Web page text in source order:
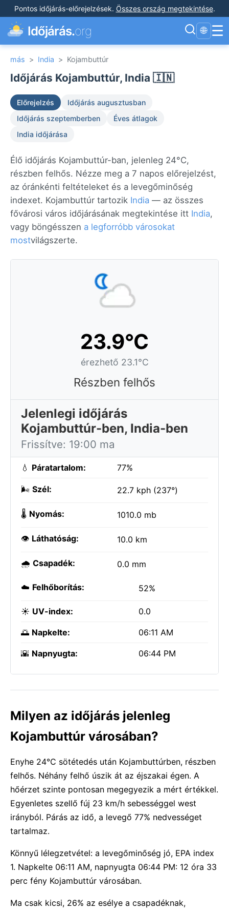
Pontos időjárás-előrejelzések. Összes ország megtekintése.
Időjárás.org 🌐 ☰
más > India > Kojambuttúr
Időjárás Kojambuttúr, India 🇮🇳
Előrejelzés
Időjárás augusztusban
Időjárás szeptemberben
Éves átlagok
India időjárása
Élő időjárás Kojambuttúr-ban, jelenleg 24°C,
részben felhős. Nézze meg a 7 napos előrejelzést,
az óránkénti feltételeket és a levegőminőség
indexet. Kojambuttúr tartozik India — az összes
fővárosi város időjárásának megtekintése itt India,
vagy böngésszen a legforróbb városokat
mostvilágszerte.
23.9°C
érezhető 23.1°C
Részben felhős
Jelenlegi időjárás
Kojambuttúr-ben, India-ben
Frissítve: 19:00 ma
💧 Páratartalom: 77%
🌬️ Szél: 22.7 kph (237°)
🌡️ Nyomás: 1010.0 mb
👁️ Láthatóság: 10.0 km
🌧️ Csapadék: 0.0 mm
☁️ Felhőborítás: 52%
☀️ UV-index: 0.0
🌅 Napkelte: 06:11 AM
🌇 Napnyugta: 06:44 PM
Milyen az időjárás jelenleg
Kojambuttúr városában?
Enyhe 24°C sötétedés után Kojambuttúrben, részben
felhős. Néhány felhő úszik át az éjszakai égen. A
hőérzet szinte pontosan megegyezik a mért értékkel.
Egyenletes szellő fúj 23 km/h sebességgel west
irányból. Párás az idő, a levegő 77% nedvességet
tartalmaz.
Könnyű lélegzetvétel: a levegőminőség jó, EPA index
1. Napkelte 06:11 AM, napnyugta 06:44 PM: 12 óra 33
perc fény Kojambuttúr városában.
Ma csak kicsi, 26% az esélye a csapadéknak,